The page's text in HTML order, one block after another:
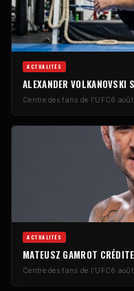
ACTUALITÉS
ALEXANDER VOLKANOVSKI
Centre des fans de l'UFC6 août
ACTUALITÉS
MATEUSZ GAMROT
Centre des fans de l'UFC6 août